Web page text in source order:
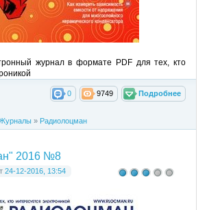
журнал в формате PDF для тех, кто
Подробнее
9749
0
» Радиолоцман
2016 №8
24-12-2016, 13:54